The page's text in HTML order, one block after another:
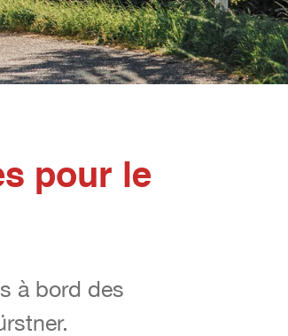
pour le
à bord des
à bord des